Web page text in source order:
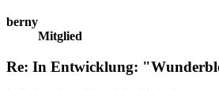
berny
Mitglied
Re: In Entwicklung: